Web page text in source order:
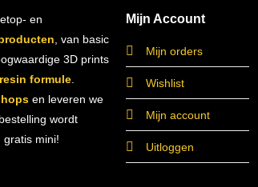
en
, van basic
3D prints
formule.
en leveren we
wordt
gratis mini!
Mijn Account
Mijn orders
Wishlist
Mijn account
Uitloggen